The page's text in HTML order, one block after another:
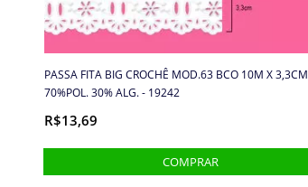
PASSA FITA BIG CROCHÊ MOD.63 BCO 10M X 3,3CM
70%POL. 30% ALG. - 19242
R$13,69